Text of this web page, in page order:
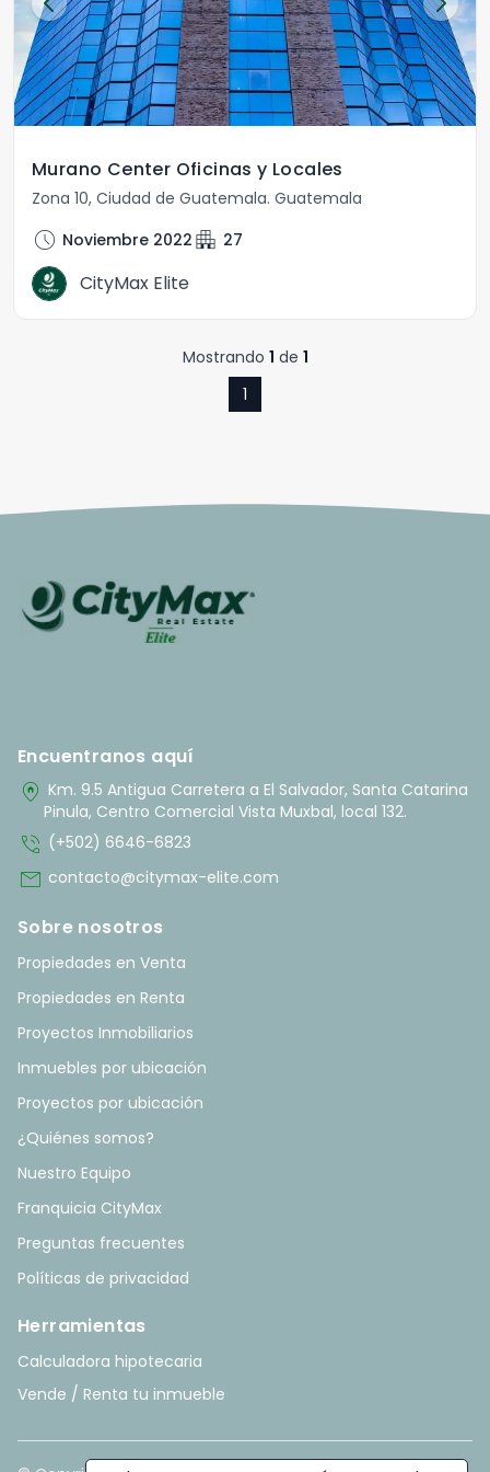
Murano Center Oficinas y Locales
Zona 10, Ciudad de Guatemala. Guatemala
schedule Noviembre 2022 apartment 27
CityMax Elite
Mostrando 1 de 1
1
Encuentranos aquí
home_pin Km. 9.5 Antigua Carretera a El Salvador, Santa Catarina
Pinula, Centro Comercial Vista Muxbal, local 132.
phone_in_talk (+502) 6646-6823
mail contacto@citymax-elite.com
Sobre nosotros
Propiedades en Venta
Propiedades en Renta
Proyectos Inmobiliarios
Inmuebles por ubicación
Proyectos por ubicación
¿Quiénes somos?
Nuestro Equipo
Franquicia CityMax
Preguntas frecuentes
Políticas de privacidad
Herramientas
Calculadora hipotecaria
Vende / Renta tu inmueble